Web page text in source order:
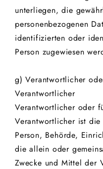
unterliegen, die
personenbezogenen
identifizierten oder
Person zugewiesen
g) Verantwortlicher
Verantwortlicher
Verantwortlicher oder
Verantwortlicher ist
Person, Behörde,
die allein oder
Zwecke und Mittel der